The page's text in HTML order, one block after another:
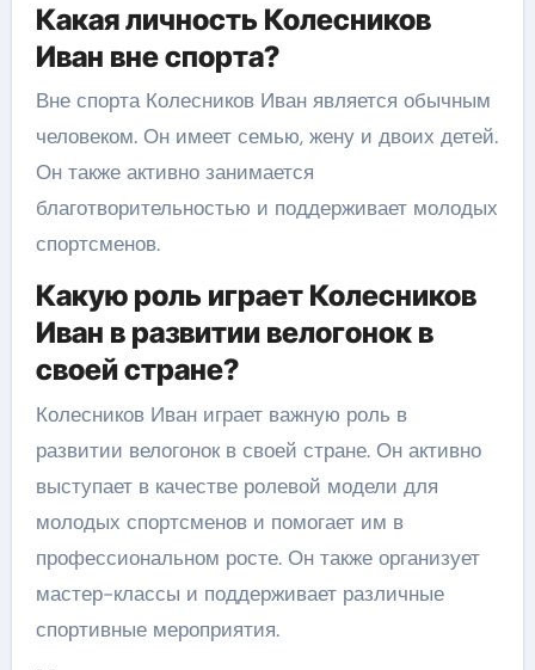
Какая личность Колесников
Иван вне спорта?
Вне спорта Колесников Иван является обычным
человеком. Он имеет семью, жену и двоих детей.
Он также активно занимается
благотворительностью и поддерживает молодых
спортсменов.
Какую роль играет Колесников
Иван в развитии велогонок в
своей стране?
Колесников Иван играет важную роль в
развитии велогонок в своей стране. Он активно
выступает в качестве ролевой модели для
молодых спортсменов и помогает им в
профессиональном росте. Он также организует
мастер-классы и поддерживает различные
спортивные мероприятия.